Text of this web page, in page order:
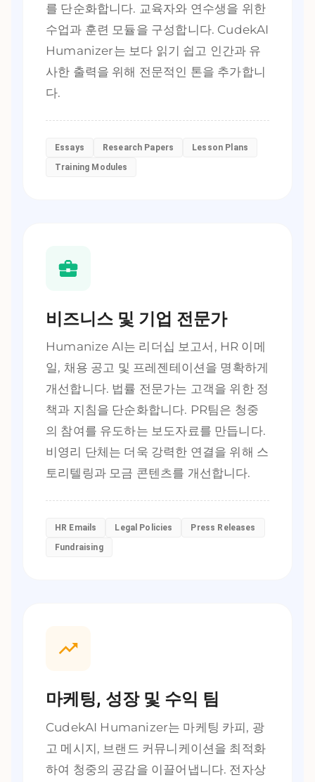
를 단순화합니다. 교육자와 연수생을 위한
수업과 훈련 모듈을 구성합니다. CudekAI
Humanizer는 보다 읽기 쉽고 인간과 유
사한 출력을 위해 전문적인 톤을 추가합니
다.
Essays Research Papers
Lesson Plans
Training Modules
비즈니스 및 기업 전문가
Humanize AI는 리더십 보고서, HR 이메
일, 채용 공고 및 프레젠테이션을 명확하게
개선합니다. 법률 전문가는 고객을 위한 정
책과 지침을 단순화합니다. PR팀은 청중
의 참여를 유도하는 보도자료를 만듭니다.
비영리 단체는 더욱 강력한 연결을 위해 스
토리텔링과 모금 콘텐츠를 개선합니다.
HR Emails Legal Policies
Press Releases
Fundraising
마케팅, 성장 및 수익 팀
CudekAI Humanizer는 마케팅 카피, 광
고 메시지, 브랜드 커뮤니케이션을 최적화
하여 청중의 공감을 이끌어냅니다. 전자상